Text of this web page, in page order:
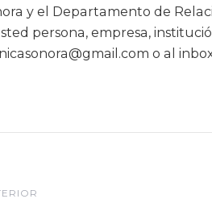
y el Departamento de
persona, empresa,
o al